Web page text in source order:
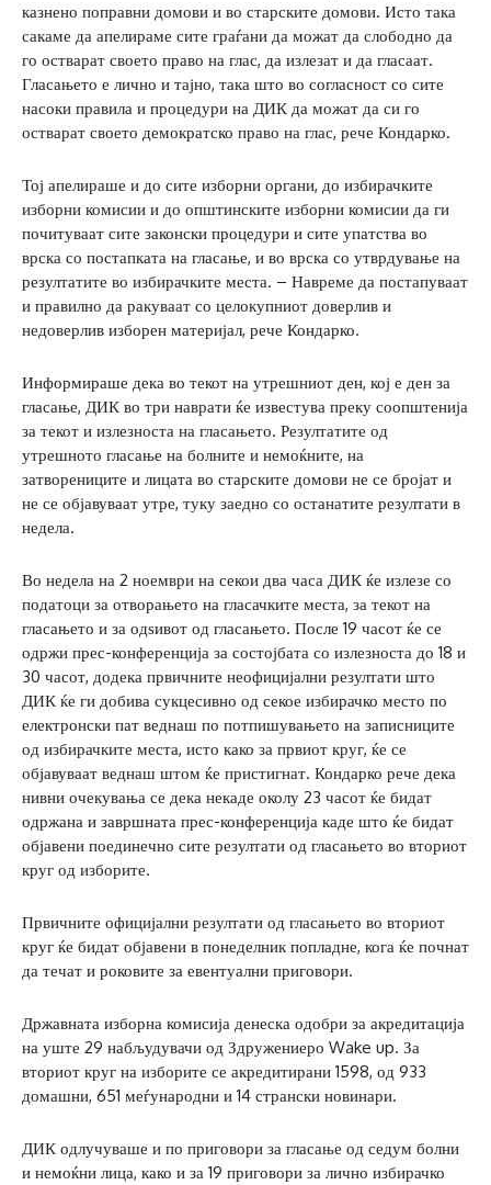
казнено поправни домови и во старските домови. Исто така
сакаме да апелираме сите граѓани да можат да слободно да
го остварат своето право на глас, да излезат и да гласаат.
Гласањето е лично и тајно, така што во согласност со сите
насоки правила и процедури на ДИК да можат да си го
остварат своето демократско право на глас, рече Кондарко.
Тој апелираше и до сите изборни органи, до избирачките
изборни комисии и до општинските изборни комисии да ги
почитуваат сите законски процедури и сите упатства во
врска со постапката на гласање, и во врска со утврдување на
резултатите во избирачките места. – Навреме да постапуваат
и правилно да ракуваат со целокупниот доверлив и
недоверлив изборен материјал, рече Кондарко.
Информираше дека во текот на утрешниот ден, кој е ден за
гласање, ДИК во три наврати ќе известува преку соопштенија
за текот и излезноста на гласањето. Резултатите од
утрешното гласање на болните и немоќните, на
затворениците и лицата во старските домови не се бројат и
не се објавуваат утре, туку заедно со останатите резултати в
недела.
Во недела на 2 ноември на секои два часа ДИК ќе излезе со
податоци за отворањето на гласачките места, за текот на
гласањето и за одѕивот од гласањето. После 19 часот ќе се
одржи прес-конференција за состојбата со излезноста до 18 и
30 часот, додека првичните неофицијални резултати што
ДИК ќе ги добива сукцесивно од секое избирачко место по
електронски пат веднаш по потпишувањето на записниците
од избирачките места, исто како за првиот круг, ќе се
објавуваат веднаш штом ќе пристигнат. Кондарко рече дека
нивни очекувања се дека некаде околу 23 часот ќе бидат
одржана и завршната прес-конференција каде што ќе бидат
објавени поединечно сите резултати од гласањето во вториот
круг од изборите.
Првичните официјални резултати од гласањето во вториот
круг ќе бидат објавени в понеделник попладне, кога ќе почнат
да течат и роковите за евентуални приговори.
Државната изборна комисија денеска одобри за акредитација
на уште 29 набљудувачи од Здружениеро Wake up. За
вториот круг на изборите се акредитирани 1598, од 933
домашни, 651 меѓународни и 14 странски новинари.
ДИК одлучуваше и по приговори за гласање од седум болни
и немоќни лица, како и за 19 приговори за лично избирачко